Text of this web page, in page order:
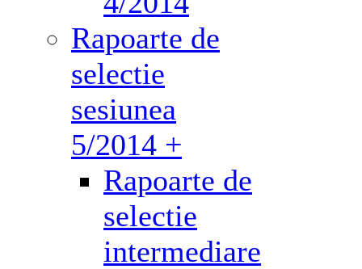
Rapoarte de
selectie
sesiunea
5/2014 +
Rapoarte de
selectie
intermediare